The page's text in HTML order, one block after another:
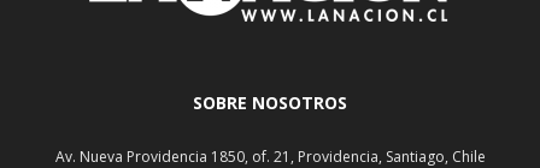
SOBRE NOSOTROS
Av. Nueva Providencia 1850, of. 21, Providencia, Santiago, Chile